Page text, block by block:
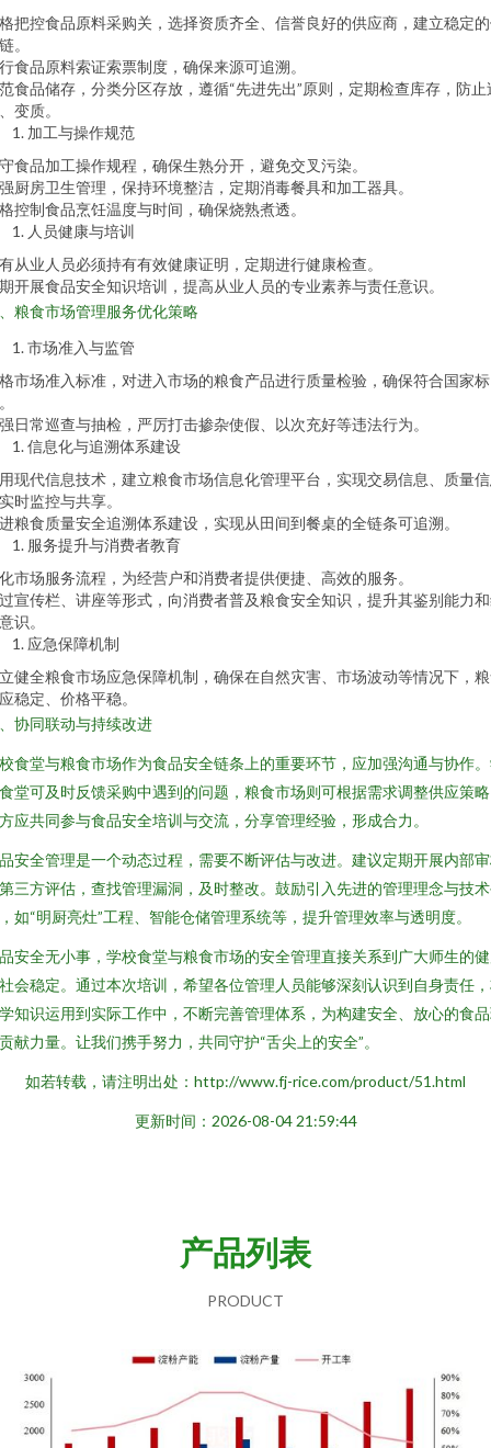
把控食品原料采购关，选择资质齐全、信誉良好的供应商，建立稳定
。
食品原料索证索票制度，确保来源可追溯。
食品储存，分类分区存放，遵循“先进先出”原则，定期检查库存，防止
变质。
加工与操作规范
食品加工操作规程，确保生熟分开，避免交叉污染。
厨房卫生管理，保持环境整洁，定期消毒餐具和加工器具。
控制食品烹饪温度与时间，确保烧熟煮透。
人员健康与培训
从业人员必须持有有效健康证明，定期进行健康检查。
开展食品安全知识培训，提高从业人员的专业素养与责任意识。
粮食市场管理服务优化策略
市场准入与监管
市场准入标准，对进入市场的粮食产品进行质量检验，确保符合国家标
日常巡查与抽检，严厉打击掺杂使假、以次充好等违法行为。
信息化与追溯体系建设
现代信息技术，建立粮食市场信息化管理平台，实现交易信息、质量
时监控与共享。
粮食质量安全追溯体系建设，实现从田间到餐桌的全链条可追溯。
服务提升与消费者教育
市场服务流程，为经营户和消费者提供便捷、高效的服务。
宣传栏、讲座等形式，向消费者普及粮食安全知识，提升其鉴别能力
识。
应急保障机制
健全粮食市场应急保障机制，确保在自然灾害、市场波动等情况下，
稳定、价格平稳。
协同联动与持续改进
食堂与粮食市场作为食品安全链条上的重要环节，应加强沟通与协作
堂可及时反馈采购中遇到的问题，粮食市场则可根据需求调整供应策
应共同参与食品安全培训与交流，分享管理经验，形成合力。
安全管理是一个动态过程，需要不断评估与改进。建议定期开展内部
三方评估，查找管理漏洞，及时整改。鼓励引入先进的管理理念与技
如“明厨亮灶”工程、智能仓储管理系统等，提升管理效率与透明度。
安全无小事，学校食堂与粮食市场的安全管理直接关系到广大师生的
会稳定。通过本次培训，希望各位管理人员能够深刻认识到自身责任
知识运用到实际工作中，不断完善管理体系，为构建安全、放心的食
献力量。让我们携手努力，共同守护“舌尖上的安全”。
如若转载，请注明出处：http://www.fj-rice.com/product/51.html
更新时间：2026-08-04 21:59:44
产品列表
PRODUCT